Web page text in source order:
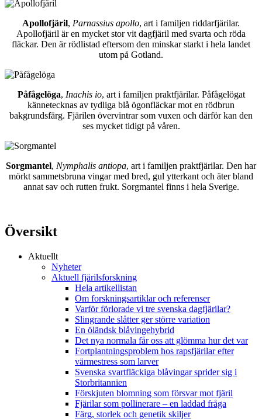
Apollofjäril, Parnassius apollo, art i familjen riddarfjärilar.
Apollofjäril är en mycket stor vit dagfjäril med svarta och röda
fläckar. Den är rödlistad eftersom den minskar starkt i hela landet
utom på Gotland.
Påfågelöga, Inachis io, art i familjen praktfjärilar. Påfågelögat
kännetecknas av tydliga blå ögonfläckar mot en rödbrun
bakgrundsfärg. Fjärilen övervintrar som vuxen och därför kan den
ses mycket tidigt på våren.
Sorgmantel, Nymphalis antiopa, art i familjen praktfjärilar. Den har
mörkt sammetsbruna vingar med bred, gul ytterkant och äter bland
annat sav och rutten frukt. Sorgmantel finns i hela Sverige.
Översikt
Aktuellt
Nyheter
Aktuell fjärilsforskning
Hela artikellistan
Om forskningsartiklar och referenser
Varför förlorade vi tre svenska dagfjärilar?
Slingrande slåtter ger större variation
En öländsk blåvingehybrid
Det nya normala får oss att glömma hur det var
Fortplantningsproblem hos rapsfjärilar efter
värmestress som larver
Svenska svartfläckiga blåvingar sprider sig i
Storbritannien
Förskjuten blomning som försvar mot fjäril
Fjärilar som pollinerare – en laddad fråga
Färg, storlek och genetik skiljer